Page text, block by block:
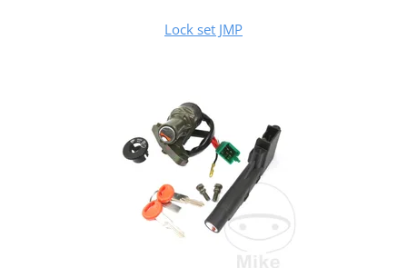
Lock set JMP